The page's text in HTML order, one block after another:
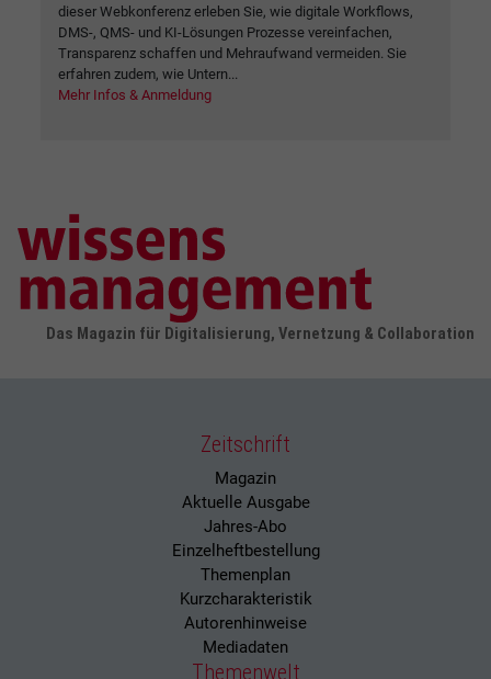
dieser Webkonferenz erleben Sie, wie digitale Workflows,
DMS-, QMS- und KI-Lösungen Prozesse vereinfachen,
Transparenz schaffen und Mehraufwand vermeiden. Sie
erfahren zudem, wie Untern...
Mehr Infos & Anmeldung
Das Magazin für Digitalisierung, Vernetzung & Collaboration
Zeitschrift
Magazin
Aktuelle Ausgabe
Jahres-Abo
Einzelheftbestellung
Themenplan
Kurzcharakteristik
Autorenhinweise
Mediadaten
Themenwelt